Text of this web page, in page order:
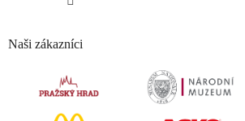
Naši zákazníci